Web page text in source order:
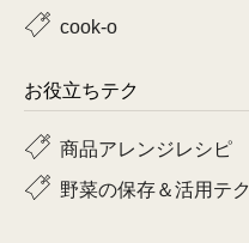
cook-o
お役立ちテク
商品アレンジレシピ
野菜の保存＆活用テク